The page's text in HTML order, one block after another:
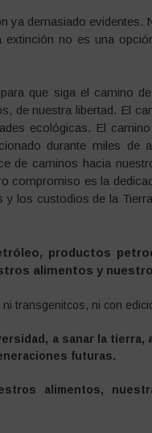
ya demasiado evidentes.
no es una
que siga el camino
de nuestra libertad. El
ecológicas. El
durante miles de
de caminos hacia
compromiso es la
y los custodios de la
productos
alimentos y
transgenitcos, ni con
a sanar la tierra,
futuras.
alimentos,